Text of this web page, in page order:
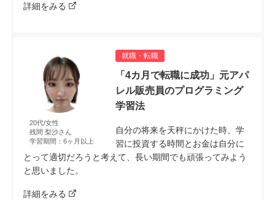
詳細をみる
就職・転職
20代/女性
残間 梨沙さん
学習期間：6ヶ月以上
「4カ月で転職に成功」元アパ
レル販売員のプログラミング
学習法
自分の将来を天秤にかけた時、学
習に投資する時間とお金は自分に
とって適切だろうと考えて、長い期間でも頑張ってみよう
と思いました。
詳細をみる